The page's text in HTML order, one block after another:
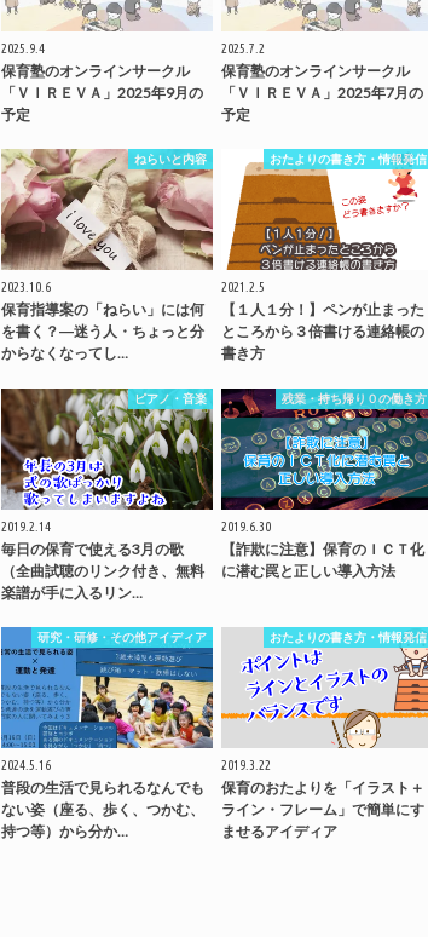
2025.9.4
保育塾のオンラインサークル
「ＶＩＲＥＶＡ」2025年9月の
予定
2025.7.2
保育塾のオンラインサークル
「ＶＩＲＥＶＡ」2025年7月の
予定
ねらいと内容
2023.10.6
保育指導案の「ねらい」には何
を書く？―迷う人・ちょっと分
からなくなってし…
おたよりの書き方・情報発信
2021.2.5
【１人１分！】ペンが止まった
ところから３倍書ける連絡帳の
書き方
ピアノ・音楽
2019.2.14
毎日の保育で使える3月の歌
（全曲試聴のリンク付き、無料
楽譜が手に入るリン…
残業・持ち帰り０の働き方
2019.6.30
【詐欺に注意】保育のＩＣＴ化
に潜む罠と正しい導入方法
研究・研修・その他アイディア
2024.5.16
普段の生活で見られるなんでも
ない姿（座る、歩く、つかむ、
持つ等）から分か…
おたよりの書き方・情報発信
2019.3.22
保育のおたよりを「イラスト＋
ライン・フレーム」で簡単にす
ませるアイディア